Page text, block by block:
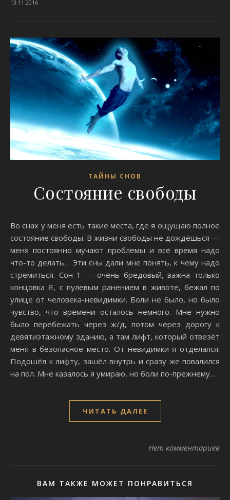
13.11.2016
ТАЙНЫ СНОВ
Состояние свободы
Во снах у меня есть такие места, где я ощущаю полное
состояние свободы. В жизни свободы не дождёшься —
меня постоянно мучают проблемы и всё время надо
что-то делать… Эти сны дали мне понять, к чему надо
стремиться. Сон 1 — очень бредовый, важна только
концовка Я, с пулевым ранением в животе, бежал по
улице от человека-невидимки. Боли не было, но было
чувство, что времени осталось немного. Мне нужно
было перебежать через ж/д, потом через дорогу к
девятиэтажному зданию, а там лифт, который отвезёт
меня в безопасное место. От невидимки я отделался.
Подошёл к лифту, зашёл внутрь и сразу же повалился
на пол. Мне казалось я умираю, но боли по-прежнему…
ЧИТАТЬ ДАЛЕЕ
Нет комментариев
ВАМ ТАКЖЕ МОЖЕТ ПОНРАВИТЬСЯ